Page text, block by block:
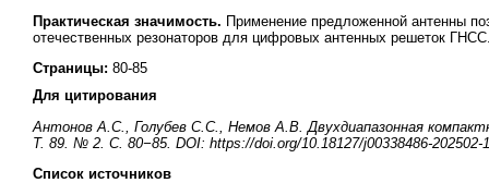
Практическая значимость. Применение предложенной антенны
отечественных резонаторов для цифровых антенных решеток
Страницы: 80-85
Для цитирования
Антонов А.С., Голубев С.С., Немов А.В. Двухдиапазонная
Т. 89. № 2. С. 80−85. DOI: https://doi.org/10.18127/j00338486-202502-
Список источников